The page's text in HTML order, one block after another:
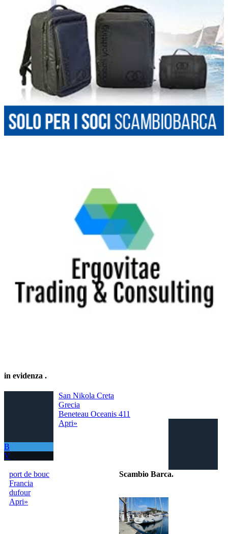
in evidenza .
B
V
San Nikola Creta
Grecia
Beneteau Oceanis 411
Apri»
port de bouc
Francia
dufour
Apri»
Scambio Barca.